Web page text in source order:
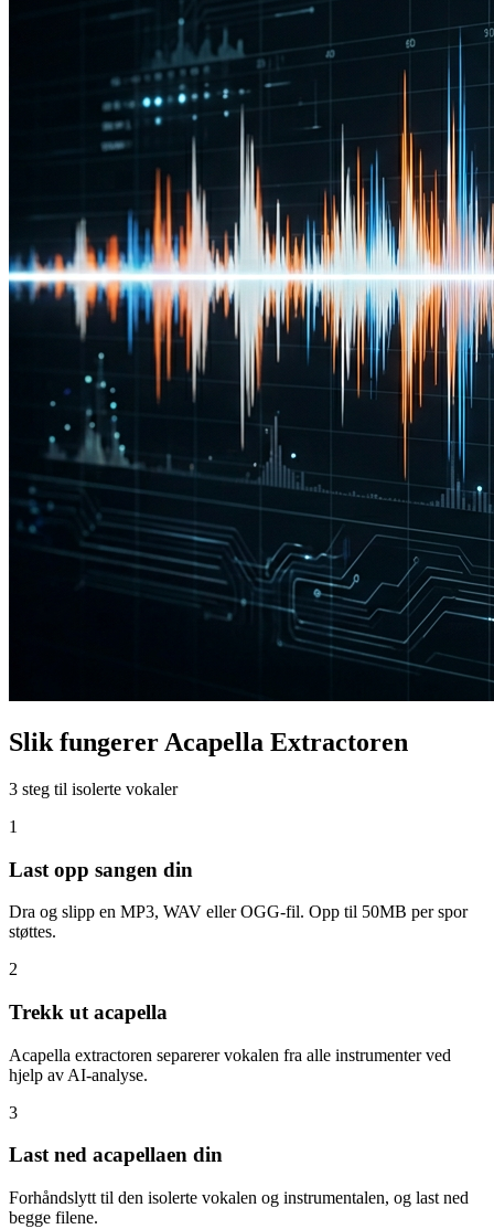
Slik fungerer Acapella Extractoren
3 steg til isolerte vokaler
1
Last opp sangen din
Dra og slipp en MP3, WAV eller OGG-fil. Opp til 50MB per spor
støttes.
2
Trekk ut acapella
Acapella extractoren separerer vokalen fra alle instrumenter ved
hjelp av AI-analyse.
3
Last ned acapellaen din
Forhåndslytt til den isolerte vokalen og instrumentalen, og last ned
begge filene.